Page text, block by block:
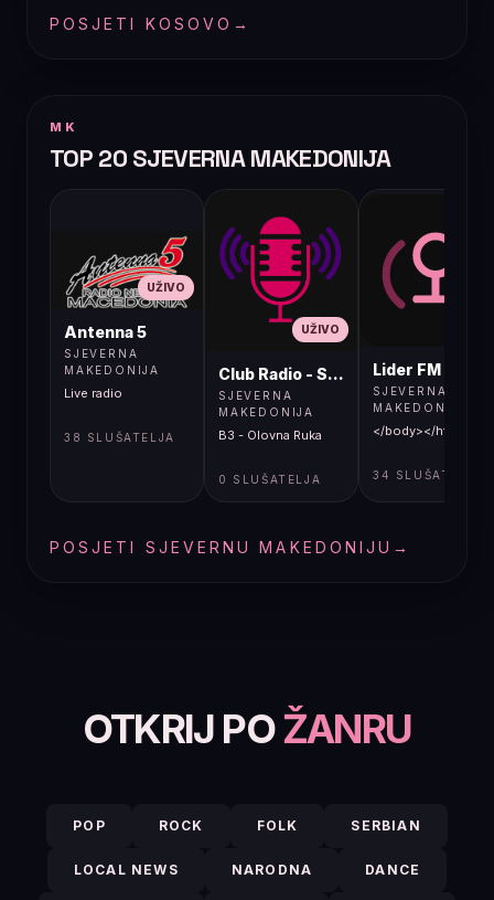
POSJETI KOSOVO →
MK
TOP 20 SJEVERNA MAKEDONIJA
UŽIVO
Antenna 5
SJEVERNA
MAKEDONIJA
Live radio
38 SLUŠATELJA
UŽIVO
Club Radio - Skopje, Mcedonia
SJEVERNA
MAKEDONIJA
B3 - Olovna Ruka
0 SLUŠATELJA
Lider FM 107,4
SJEVERNA
MAKEDONIJA
</body></html>
34 SLUŠATELJA
POSJETI SJEVERNU MAKEDONIJU →
OTKRIJ POŽANRU
POP ROCK FOLK SERBIAN
LOCAL NEWS NARODNA DANCE